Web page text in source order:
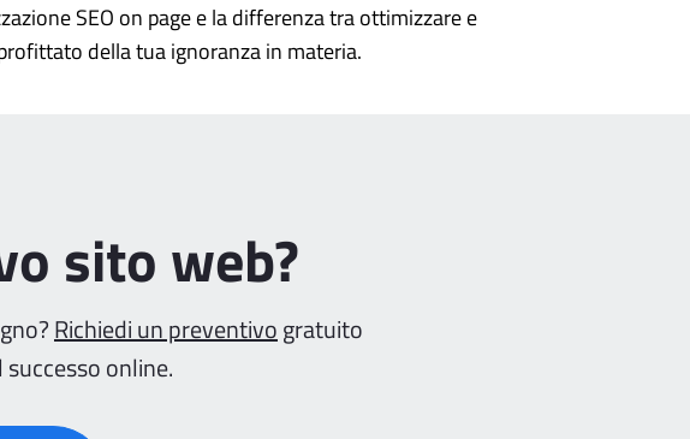
SEO on page e la differenza tra ottimizzare e
della tua ignoranza in materia.
sito web?
Richiedi un preventivogratuito
online.